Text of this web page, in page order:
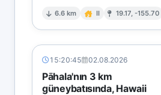
6.6 km II 19.17, -155.70
15:20:45 02.08.2026
Pāhala'nın 3 km
güneybatısında, Hawaii